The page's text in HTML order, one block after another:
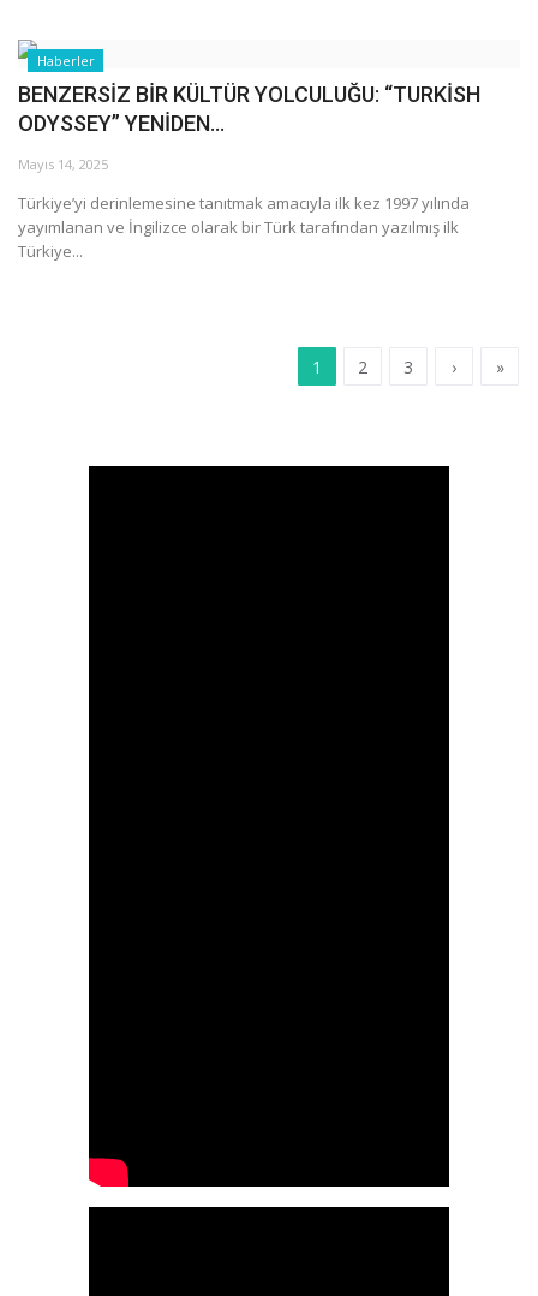
Haberler
BENZERSİZ BİR KÜLTÜR YOLCULUĞU: “TURKİSH
ODYSSEY” YENİDEN...
Mayıs 14, 2025
Türkiye’yi derinlemesine tanıtmak amacıyla ilk kez 1997 yılında
yayımlanan ve İngilizce olarak bir Türk tarafından yazılmış ilk
Türkiye...
1 2 3 › »